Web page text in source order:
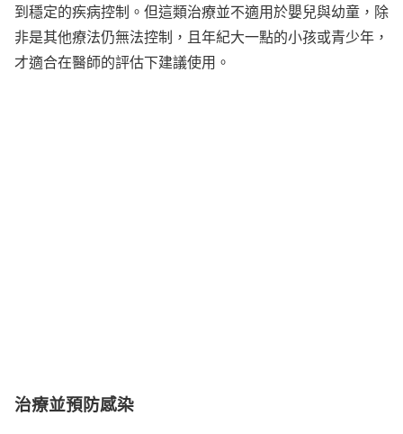
到穩定的疾病控制。但這類治療並不適用於嬰兒與幼童，除
非是其他療法仍無法控制，且年紀大一點的小孩或青少年，
才適合在醫師的評估下建議使用。
治療並預防感染